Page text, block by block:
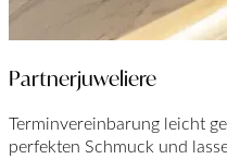
Partnerjuweliere
Terminvereinbarung leicht
perfekten Schmuck und